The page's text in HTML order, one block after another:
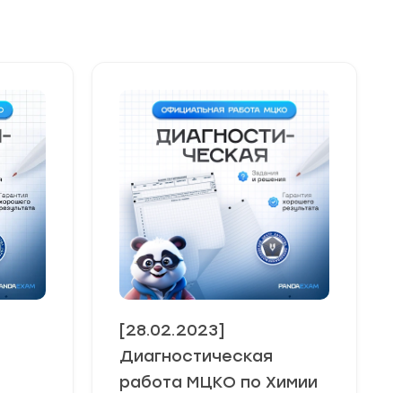
[28.02.2023]
Диагностическая
работа МЦКО по Химии